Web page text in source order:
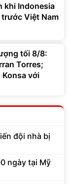
khi Indonesia
Việt Nam
tối 8/8:
Torres;
Konsa với
đội nhà bị
ngày tại Mỹ